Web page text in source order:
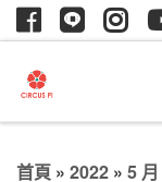
首頁 » 2022 » 5 月